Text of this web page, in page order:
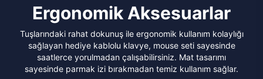
Ergonomik Aksesuarlar
Tuşlarındaki rahat dokunuş ile ergonomik kullanım kolaylığı
sağlayan hediye kablolu klavye, mouse seti sayesinde
saatlerce yorulmadan çalışabilirsiniz. Mat tasarımı
sayesinde parmak izi bırakmadan temiz kullanım sağlar.